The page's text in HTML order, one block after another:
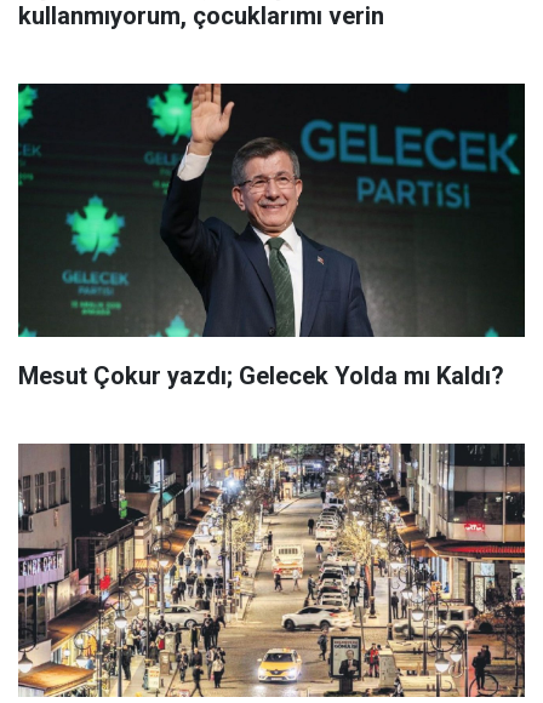
kullanmıyorum, çocuklarımı verin
Mesut Çokur yazdı; Gelecek Yolda mı Kaldı?